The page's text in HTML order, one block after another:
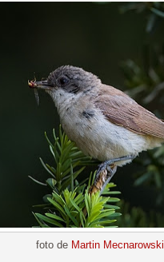
foto de Martin Mecnarowski